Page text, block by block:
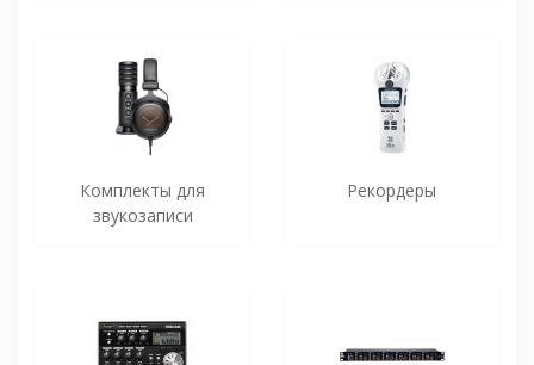
Комплекты для
звукозаписи
Рекордеры